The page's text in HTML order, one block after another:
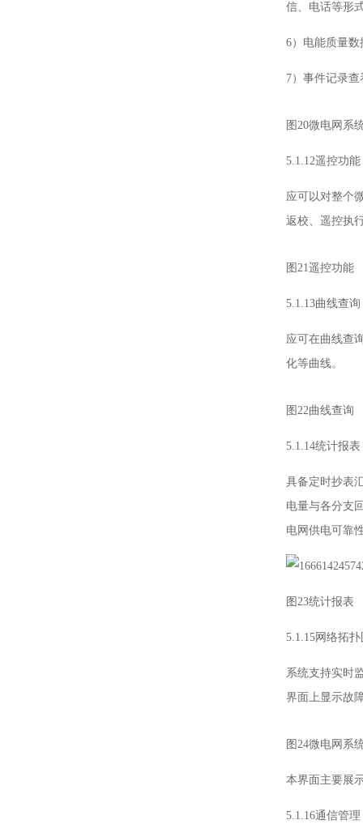
信、电话等形
6）电能质量
7）事件记录
图20微电网系
5.1.12遥控功能
应可以对整个
返校、遥控执
图21遥控功能
5.1.13曲线查询
应可在曲线查
化等曲线。
图22曲线查询
5.1.14统计报表
具备定时抄表
电量与各分支
电网供电可靠
图23统计报表
5.1.15网络拓扑
系统支持实时
界面上显示故
图24微电网系
本界面主要展
5.1.16通信管理